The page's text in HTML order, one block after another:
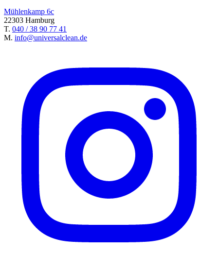
Mühlenkamp 6c
22303 Hamburg
T. 040 / 38 90 77 41
M. info@universalclean.de